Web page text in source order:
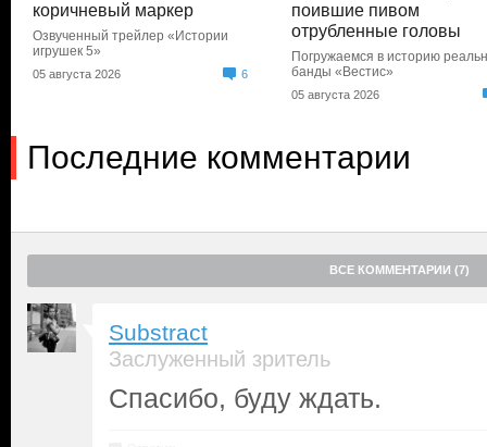
коричневый маркер
Озвученный трейлер «Истории
игрушек 5»
05 августа 2026 6
поившие пивом
отрубленные головы
Погружаемся в историю
банды «Вестис»
05 августа 2026
Последние комментарии
ВСЕ КОММЕНТАРИИ (7)
Substract
Заслуженный зритель
Спасибо, буду ждать.